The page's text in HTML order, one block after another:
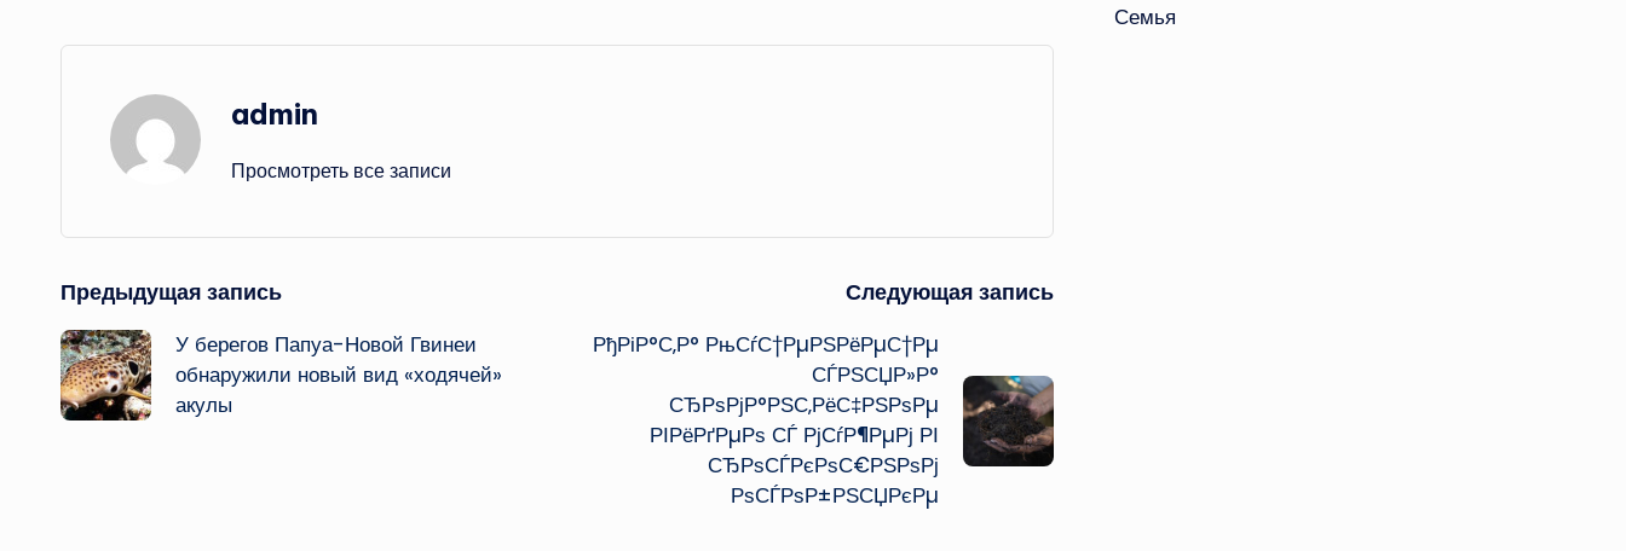
admin
Просмотреть все записи
Навигация
записи
Предыдущая запись
У берегов Папуа-Новой Гвинеи
обнаружили новый вид «ходячей»
акулы
Следующая запись
РђРіР°С‚Р° РњСѓС†РµРЅРёРµС†Рµ
СЃРЅСЏР»Р°
СЂРѕРјР°РЅС‚РёС‡РЅРѕРµ
РІРёРґРµРѕ СЃ РјСѓР¶РµРј РІ
СЂРѕСЃРєРѕС€РЅРѕРј
РѕСЃРѕР±РЅСЏРєРµ
Семья